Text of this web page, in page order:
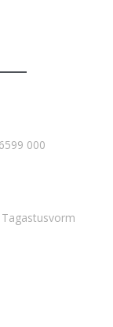
6599 000
Tagastusvorm